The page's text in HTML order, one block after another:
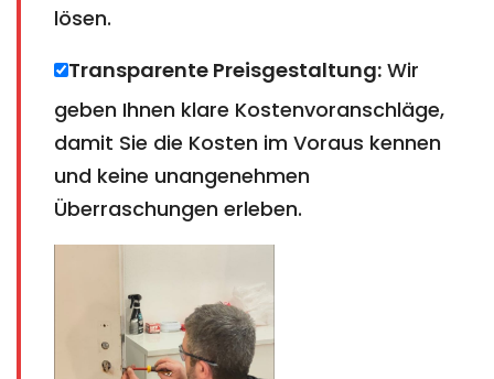
lösen.
Transparente Preisgestaltung: Wir
geben Ihnen klare Kostenvoranschläge,
damit Sie die Kosten im Voraus kennen
und keine unangenehmen
Überraschungen erleben.